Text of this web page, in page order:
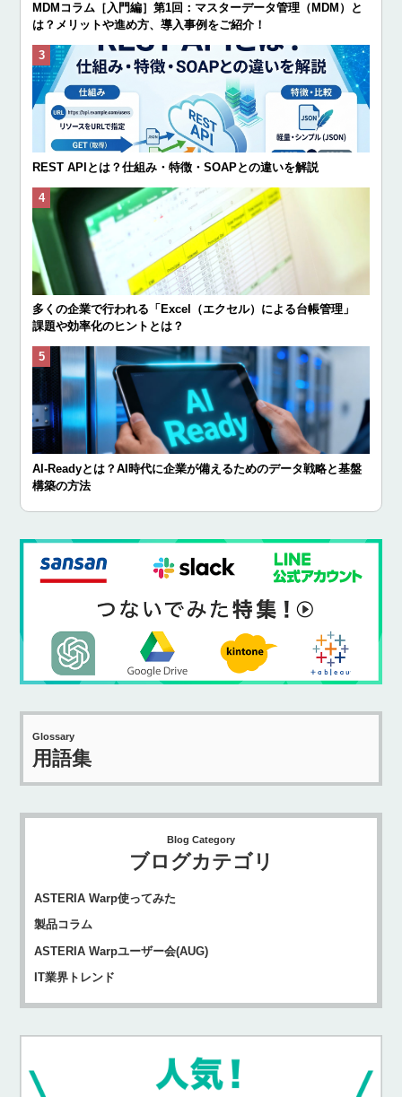
MDMコラム［入門編］第1回：マスターデータ管理（MDM）と
は？メリットや進め方、導入事例をご紹介！
REST APIとは？仕組み・特徴・SOAPとの違いを解説
多くの企業で行われる「Excel（エクセル）による台帳管理」
課題や効率化のヒントとは？
AI-Readyとは？AI時代に企業が備えるためのデータ戦略と基盤
構築の方法
Glossary
用語集
Blog Category
ブログカテゴリ
ASTERIA Warp使ってみた
製品コラム
ASTERIA Warpユーザー会(AUG)
IT業界トレンド